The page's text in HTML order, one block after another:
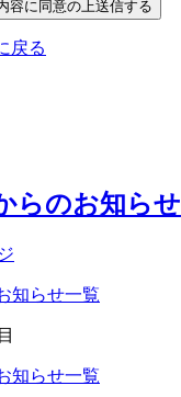
戻る
らのお知らせ
知らせ一覧
知らせ一覧